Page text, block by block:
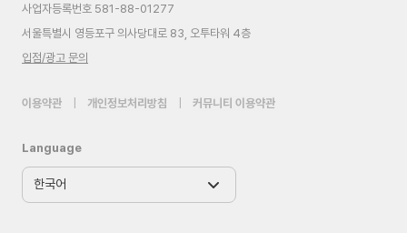
사업자등록번호 581-88-01277
서울특별시 영등포구 의사당대로 83, 오투타워 4층
입점/광고 문의
이용약관 개인정보처리방침 커뮤니티 이용약관
Language